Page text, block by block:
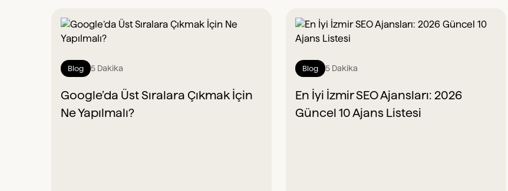
Blog 5 Dakika
Google’da Üst Sıralara Çıkmak İçin
Ne Yapılmalı?
Blog 5 Dakika
En İyi İzmir SEO Ajansları: 2026
Güncel 10 Ajans Listesi